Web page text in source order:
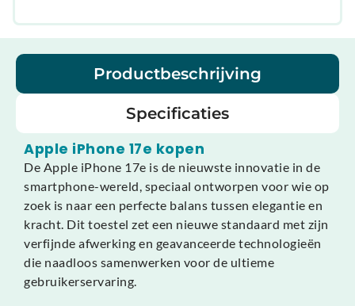
Productbeschrijving
Specificaties
Apple iPhone 17e kopen
De Apple iPhone 17e is de nieuwste innovatie in de
smartphone-wereld, speciaal ontworpen voor wie op
zoek is naar een perfecte balans tussen elegantie en
kracht. Dit toestel zet een nieuwe standaard met zijn
verfijnde afwerking en geavanceerde technologieën
die naadloos samenwerken voor de ultieme
gebruikerservaring.